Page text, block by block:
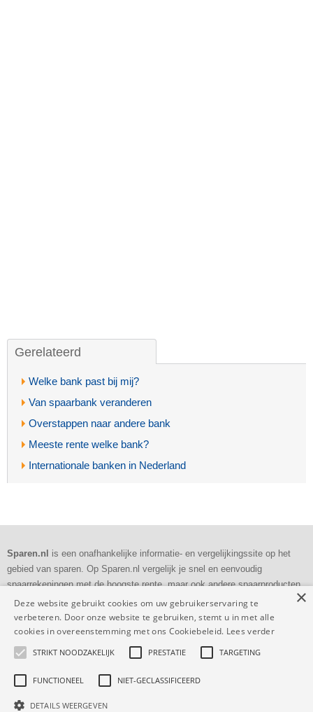
Gerelateerd
Welke bank past bij mij?
Van spaarbank veranderen
Overstappen naar andere bank
Meeste rente welke bank?
Internationale banken in Nederland
Sparen.nl
is een onafhankelijke informatie- en vergelijkingssite op het
gebied van sparen. Op Sparen.nl vergelijk je snel en eenvoudig
spaarrekeningen met de hoogste rente, maar ook andere spaarproducten
als deposito's en bankspaarrekeningen.
Dagelijksecontrole
Volledig en
53.726 vergelijkingen
deze maand
×
Deze website gebruikt cookies om uw gebruikerservaring te
verbeteren. Door onze website te gebruiken, stemt u in met alle
cookies in overeenstemming met ons Cookiebeleid. Lees verder
STRIKT NOODZAKELIJK PRESTATIE TARGETING
FUNCTIONEEL NIET-GECLASSIFICEERD
DETAILS WEERGEVEN